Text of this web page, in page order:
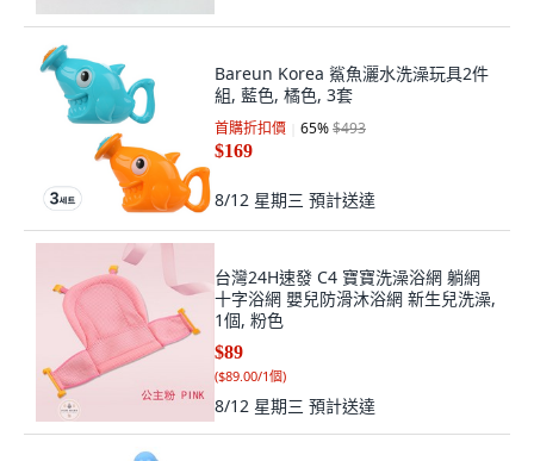
Bareun Korea 鯊魚灑水洗澡玩具2件
組, 藍色, 橘色, 3套
首購折扣價 65%$493
$169
8/12 星期三 預計送達
台灣24H速發 C4 寶寶洗澡浴網 躺網
十字浴網 嬰兒防滑沐浴網 新生兒洗澡,
1個, 粉色
$89
($89.00/1個)
8/12 星期三 預計送達